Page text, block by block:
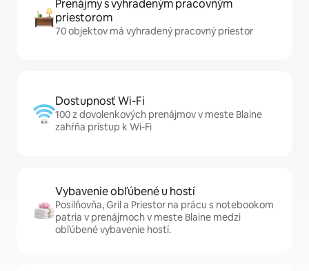
Prenájmy s vyhradeným pracovným
priestorom
70 objektov má vyhradený pracovný priestor
Dostupnosť Wi-Fi
100 z dovolenkových prenájmov v meste Blaine
zahŕňa prístup k Wi-Fi
Vybavenie obľúbené u hostí
Posilňovňa, Gril a Priestor na prácu s notebookom
patria v prenájmoch v meste Blaine medzi
obľúbené vybavenie hostí.